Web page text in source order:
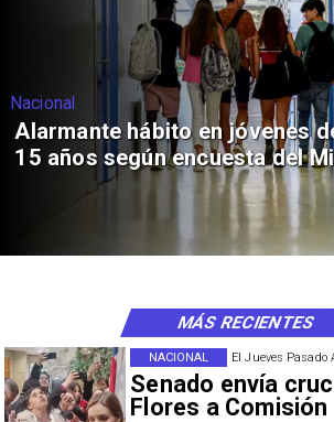
Nacional
Alarmante hábito en jóvenes
15 años según encuesta del
El Jueves Pasado
Senado envía
Flores a Comisión
NACIONAL
MÁS RECIENTES